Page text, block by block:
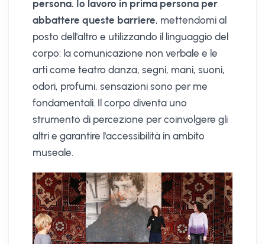
persona. Io lavoro in prima persona per
abbattere queste barriere, mettendomi al
posto dell'altro e utilizzando il linguaggio del
corpo: la comunicazione non verbale e le
arti come teatro danza, segni, mani, suoni,
odori, profumi, sensazioni sono per me
fondamentali. Il corpo diventa uno
strumento di percezione per coinvolgere gli
altri e garantire l'accessibilità in ambito
museale.